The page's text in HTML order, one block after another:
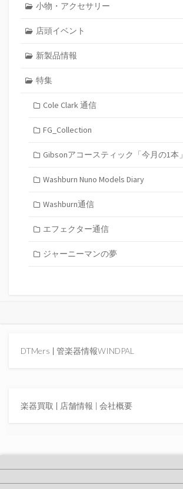
小物・アクセサリー
店頭イベント
新製品情報
特集
Cole Clark 通信
FG_Collection
Gibsonアコースティック「今月の1本」
Washburn Nuno Models Diary
Washburn通信
エフェクター通信
ジャーニーマンの夢
DTMers | 管楽器情報WINDPAL
楽器買取 | 店舗情報 | 会社概要